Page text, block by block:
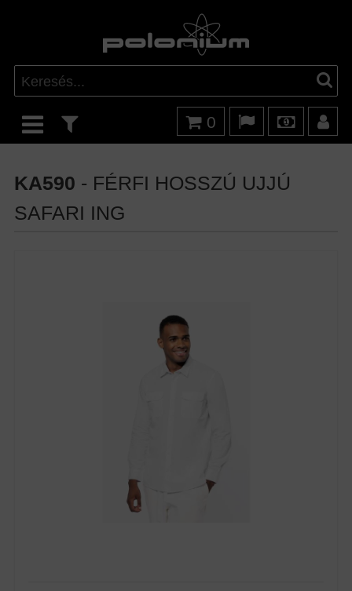
0
KA590 - FÉRFI HOSSZÚ UJJÚ
SAFARI ING